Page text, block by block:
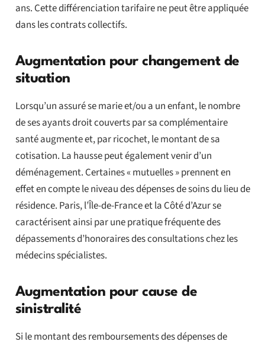
ans. Cette différenciation tarifaire ne peut être appliquée
dans les contrats collectifs.
Augmentation pour changement de
situation
Lorsqu’un assuré se marie et/ou a un enfant, le nombre
de ses ayants droit couverts par sa complémentaire
santé augmente et, par ricochet, le montant de sa
cotisation. La hausse peut également venir d’un
déménagement. Certaines « mutuelles » prennent en
effet en compte le niveau des dépenses de soins du lieu de
résidence. Paris, l’Île-de-France et la Côté d’Azur se
caractérisent ainsi par une pratique fréquente des
dépassements d’honoraires des consultations chez les
médecins spécialistes.
Augmentation pour cause de
sinistralité
Si le montant des remboursements des dépenses de